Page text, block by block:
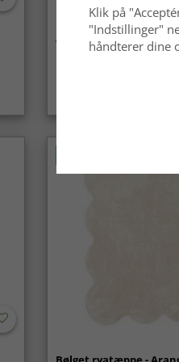
Anti-slip/Skridsikker
Klik på
"Indstillinger"
håndterer dine